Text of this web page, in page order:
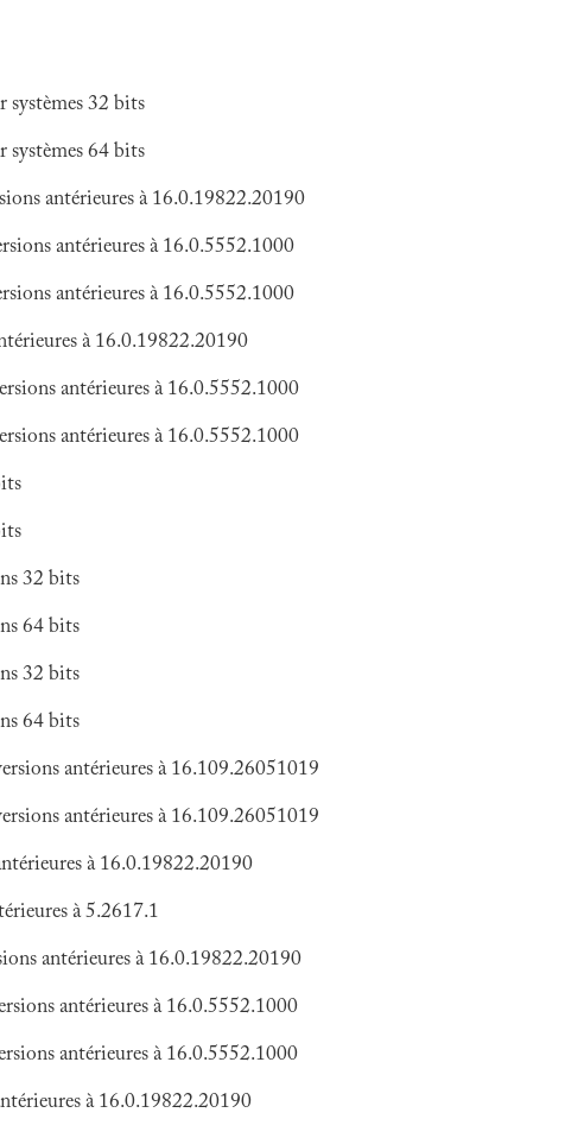
32 bits
64 bits
antérieures à 16.0.19822.20190
antérieures à 16.0.5552.1000
antérieures à 16.0.5552.1000
à 16.0.19822.20190
antérieures à 16.0.5552.1000
antérieures à 16.0.5552.1000
32 bits
64 bits
32 bits
64 bits
antérieures à 16.109.26051019
antérieures à 16.109.26051019
à 16.0.19822.20190
à 5.2617.1
antérieures à 16.0.19822.20190
antérieures à 16.0.5552.1000
antérieures à 16.0.5552.1000
à 16.0.19822.20190